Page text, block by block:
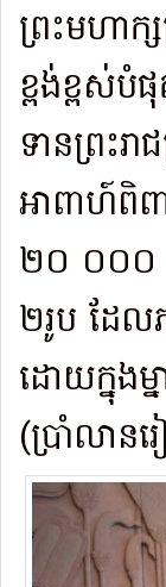
ព្រះមហាក្ស
ខ្ពង់ខ្ពស់បំ
ទានព្រះរ
អាពាហ៍ពិ
២០ ០០០
២រូប ដែល
ដោយក្នុង
(ប្រាំលាន